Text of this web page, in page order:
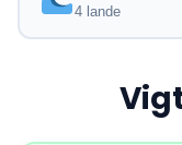
4 lande